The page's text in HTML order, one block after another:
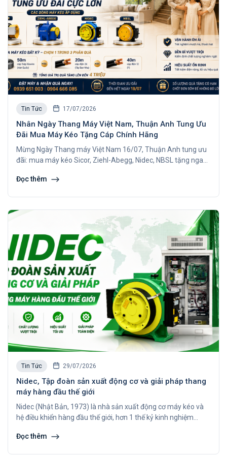
Tin Tức 17/07/2026
Nhân Ngày Thang Máy Việt Nam, Thuận Anh Tung Ưu
Đãi Mua Máy Kéo Tặng Cáp Chính Hãng
Mừng Ngày Thang máy Việt Nam 16/07, Thuận Anh tung ưu
đãi: mua máy kéo Sicor, Ziehl-Abegg, Nidec, NBSL tặng ngay
Đọc thêm
Tin Tức 29/07/2026
Nidec, Tập đoàn sản xuất động cơ và giải pháp thang
máy hàng đầu thế giới
Nidec (Nhật Bản, 1973) là nhà sản xuất động cơ máy kéo và
hệ điều khiển hàng đầu thế giới, hơn 1 thế kỷ kinh nghiệm
Đọc thêm